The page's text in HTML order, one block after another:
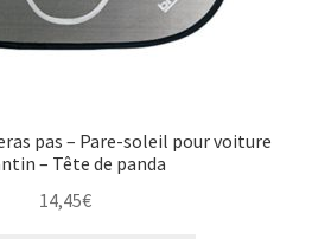
pas – Pare-soleil pour voiture
– Tête de panda
14,45€